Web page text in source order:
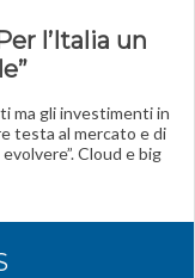
l’Italia un
ma gli investimenti in
testa al mercato e di
Cloud e big